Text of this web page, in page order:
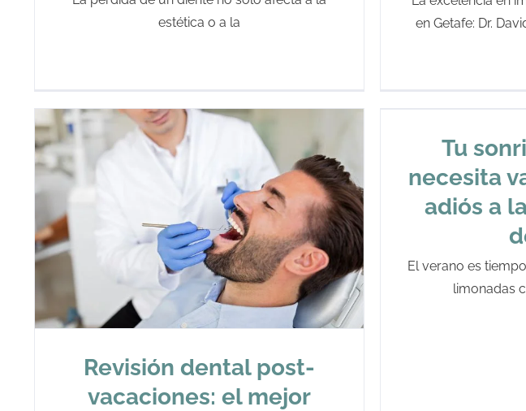
estética o a la
en Getafe: Dr.
Revisión dental post-
vacaciones: el mejor
Tu
necesita
adiós a
El verano es
limonadas